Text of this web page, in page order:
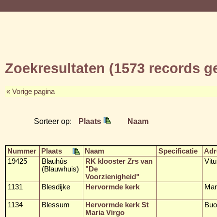
Zoekresultaten (1573 records
« Vorige pagina
Sorteer op: Plaats Naam
Nummer Plaats Naam Specificatie
19425
Blauhûs
(Blauwhuis)
RK klooster Zrs van
"De
Voorzienigheid"
1131 Blesdijke Hervormde kerk
1134 Blessum
Hervormde kerk St
Maria Virgo